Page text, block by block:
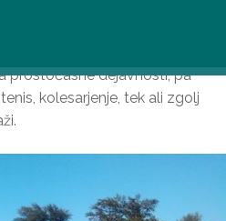
prostočasne dejavnosti, pa
kolesarjenje, tek ali zgolj